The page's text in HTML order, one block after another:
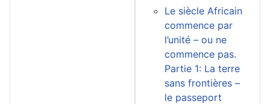
Le siècle Africain
commence par
l’unité – ou ne
commence pas.
Partie 1: La terre
sans frontières –
le passeport